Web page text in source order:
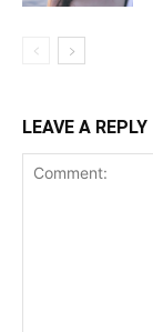
LEAVE A REPLY